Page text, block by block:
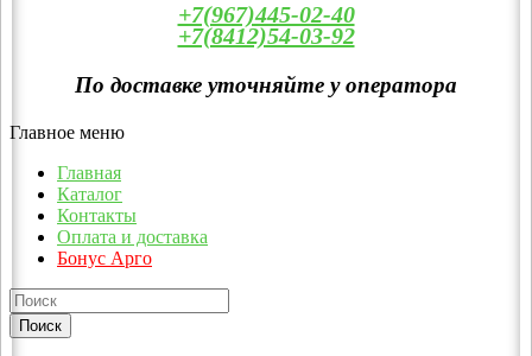
+7(967)445-02-40
+7(8412)54-03-92
По доставке уточняйте у оператора
Главное меню
Главная
Каталог
Контакты
Оплата и доставка
Бонус Арго